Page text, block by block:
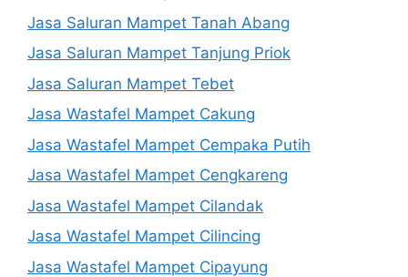
Jasa Saluran Mampet Tanah Abang
Jasa Saluran Mampet Tanjung Priok
Jasa Saluran Mampet Tebet
Jasa Wastafel Mampet Cakung
Jasa Wastafel Mampet Cempaka Putih
Jasa Wastafel Mampet Cengkareng
Jasa Wastafel Mampet Cilandak
Jasa Wastafel Mampet Cilincing
Jasa Wastafel Mampet Cipayung